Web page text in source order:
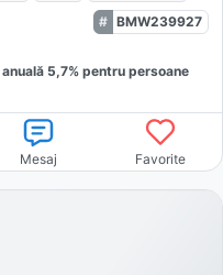
BMW239927
anuală 5,7% pentru persoane
Mesaj Favorite